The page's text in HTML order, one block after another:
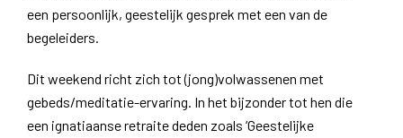
een persoonlijk, geestelijk gesprek met een van de
begeleiders.
​Dit weekend richt zich tot (jong)volwassenen met
gebeds/meditatie-ervaring. In het bijzonder tot hen die
een ignatiaanse retraite deden zoals ‘Geestelijke